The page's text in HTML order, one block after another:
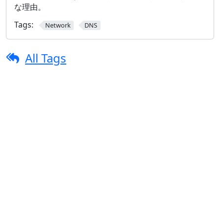
な理由。
Tags:
Network DNS
All Tags